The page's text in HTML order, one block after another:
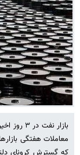
بازار
معاملات هفتگی